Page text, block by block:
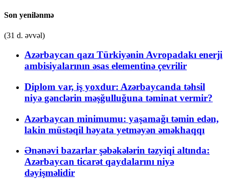
Son yenilənmə
(31 d. əvvəl)
Azərbaycan qazı Türkiyənin Avropadakı enerji
ambisiyalarının əsas elementinə çevrilir
Diplom var, iş yoxdur: Azərbaycanda təhsil
niyə gənclərin məşğulluğuna təminat vermir?
Azərbaycan minimumu: yaşamağı təmin edən,
lakin müstəqil həyata yetməyən əməkhaqqı
Ənənəvi bazarlar şəbəkələrin təzyiqi altında:
Azərbaycan ticarət qaydalarını niyə
dəyişməlidir